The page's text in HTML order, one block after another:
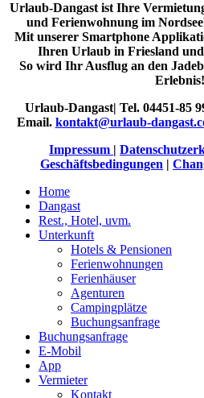
Urlaub-Dangast ist Ihre
und Ferienwohnung im
Mit unserer Smartphone
Ihren Urlaub in Friesland
So wird Ihr Ausflug an den
Erlebnis!
Urlaub-Dangast| Tel. 04451-85
Email. kontakt@urlaub-
Impressum |
Geschäftsbedingungen |
Home
Dangast
Rest., Hotel, uvm.
Unterkunft
Hotels & Pensionen
Ferienwohnungen
Ferienhäuser
Agenturen
Campingplätze
Buchungsanfrage
Buchungsanfrage
E-Mobil
App
Vermieter
Kontakt